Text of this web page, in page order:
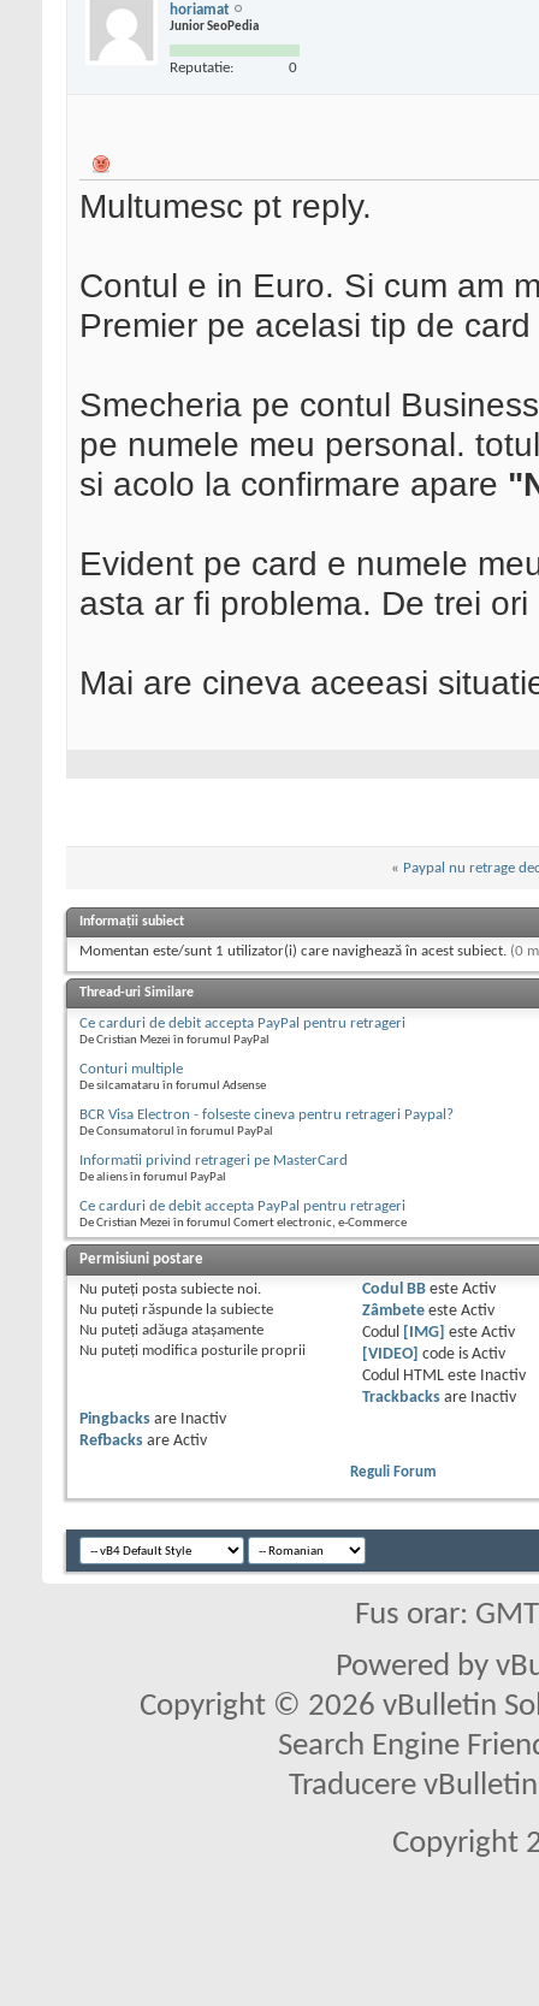
horiamat
Junior SeoPedia
Reputatie: 0
Multumesc pt reply.
Contul e in Euro. Si cum am
Premier pe acelasi tip de
Smecheria pe contul
pe numele meu personal.
si acolo la confirmare apare
Evident pe card e numele
asta ar fi problema. De trei
Mai are cineva aceeasi
« Paypal nu retrage
Informații subiect
Momentan este/sunt 1 utilizator(i) care navighează în acest subiect. (0
Thread-uri Similare
Ce carduri de debit accepta PayPal pentru retrageri
De Cristian Mezei în forumul PayPal
Conturi multiple
De silcamataru în forumul Adsense
BCR Visa Electron - folseste cineva pentru retrageri Paypal?
De Consumatorul în forumul PayPal
Informatii privind retrageri pe MasterCard
De aliens în forumul PayPal
Ce carduri de debit accepta PayPal pentru retrageri
De Cristian Mezei în forumul Comert electronic, e-Commerce
Permisiuni postare
Nu puteţi posta subiecte noi.
Nu puteţi răspunde la subiecte
Nu puteţi adăuga ataşamente
Nu puteţi modifica posturile proprii
Codul BBeste Activ
Zâmbeteeste Activ
Codul
[IMG] este Activ
[VIDEO]
code is Activ
Codul HTML este
Inactiv
Trackbacksare
Inactiv
Pingbacks are
Inactiv
Refbacks are Activ
Reguli Forum
Fus orar:
Powered by
Copyright © 2026 vBulletin
Search Engine
Traducere
Copyright